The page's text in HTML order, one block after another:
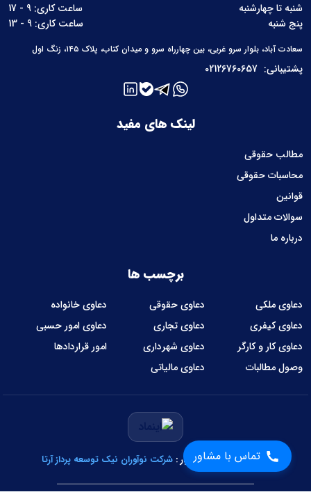
تماس با مشاور
لینک های مفید
مطالب حقوقی
محاسبات حقوقی
قوانین
سوالات متداول
درباره ما
برچسب ها
دعاوی ملکی دعاوی حقوقی
دعاوی خانواده
دعاوی کیفری
دعاوی تجاری
دعاوی امور حسبی
دعاوی کار و کارگر
دعاوی شهرداری
امور قراردادها
وصول مطالبات
دعاوی مالیاتی
شنبه تا چهارشنبه
ساعت کاری: 9 - 17
پنج شنبه
ساعت کاری: 9 - 13
سعادت آباد، بلوار سرو غربی، بین چهارراه سرو و میدان کتاب، پلاک ۱۴۵، زنگ اول
پشتیبانی: 02126760657
طراحی و توسعه نرم‌افزار : شرکت نوآوران نیک توسعه پرداز آرتا